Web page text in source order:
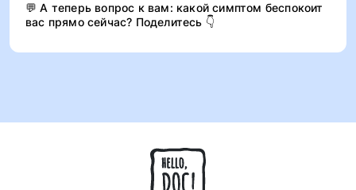
💬 А теперь вопрос к вам: какой симптом беспокоит
вас прямо сейчас? Поделитесь 👇